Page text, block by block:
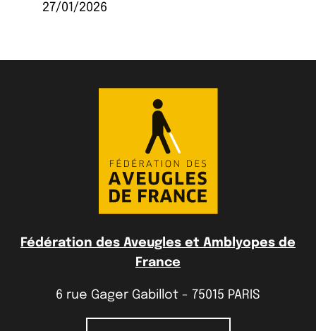
27/01/2026
Fédération des Aveugles et Amblyopes de
France
6 rue Gager Gabillot - 75015 PARIS